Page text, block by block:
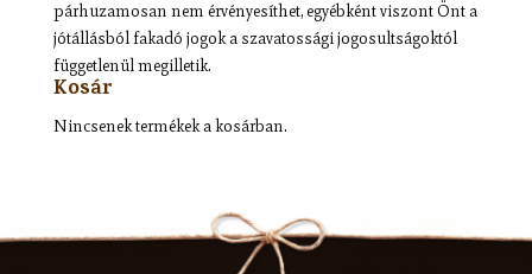
párhuzamosan nem érvényesíthet, egyébként viszont Önt a
jótállásból fakadó jogok a szavatossági jogosultságoktól
függetlenül megilletik.
Kosár
Nincsenek termékek a kosárban.